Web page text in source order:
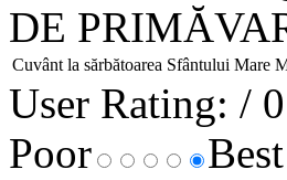
DE
Cuvânt la sărbătoarea Sfântului
User Rating: / 0
Poor
Best